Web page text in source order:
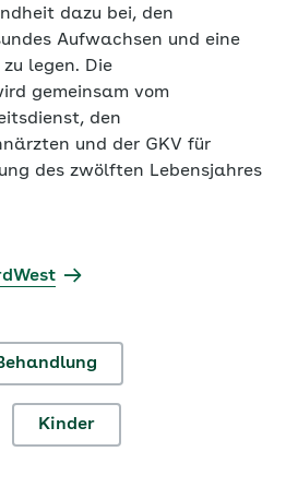
dazu bei, den
Aufwachsen und eine
legen. Die
gemeinsam vom
den
und der GKV für
des zwölften Lebensjahres
Kinder